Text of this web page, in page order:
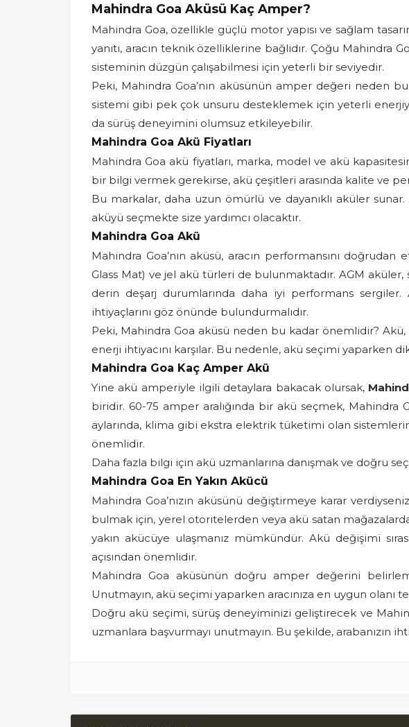
Mahindra Goa Aküsü Kaç Amper?
Mahindra Goa, özellikle güçlü motor yapısı ve sağlam
yanıtı, aracın teknik özelliklerine bağlıdır. Çoğu Mahindra
sisteminin düzgün çalışabilmesi için yeterli bir seviyedir.
Peki, Mahindra Goa’nın aküsünün amper değeri neden
sistemi gibi pek çok unsuru desteklemek için yeterli
da sürüş deneyimini olumsuz etkileyebilir.
Mahindra Goa Akü Fiyatları
Mahindra Goa akü fiyatları, marka, model ve akü
bir bilgi vermek gerekirse, akü çeşitleri arasında kalite ve
Bu markalar, daha uzun ömürlü ve dayanıklı aküler
aküyü seçmekte size yardımcı olacaktır.
Mahindra Goa Akü
Mahindra Goa’nın aküsü, aracın performansını doğrudan
Glass Mat) ve jel akü türleri de bulunmaktadır. AGM aküler,
derin deşarj durumlarında daha iyi performans sergiler.
ihtiyaçlarını göz önünde bulundurmalıdır.
Peki, Mahindra Goa aküsü neden bu kadar önemlidir?
enerji ihtiyacını karşılar. Bu nedenle, akü seçimi yaparken
Mahindra Goa Kaç Amper Akü
Yine akü amperiyle ilgili detaylara bakacak olursak,
biridir. 60-75 amper aralığında bir akü seçmek, Mahindra
aylarında, klima gibi ekstra elektrik tüketimi olan
önemlidir.
Daha fazla bilgi için akü uzmanlarına danışmak ve doğru
Mahindra Goa En Yakın Akücü
Mahindra Goa’nızın aküsünü değiştirmeye karar
bulmak için, yerel otoritelerden veya akü satan
yakın akücüye ulaşmanız mümkündür. Akü değişimi
açısından önemlidir.
Mahindra Goa aküsünün doğru amper değerini
Unutmayın, akü seçimi yaparken aracınıza en uygun
Doğru akü seçimi, sürüş deneyiminizi geliştirecek ve
uzmanlara başvurmayı unutmayın. Bu şekilde, arabanızın